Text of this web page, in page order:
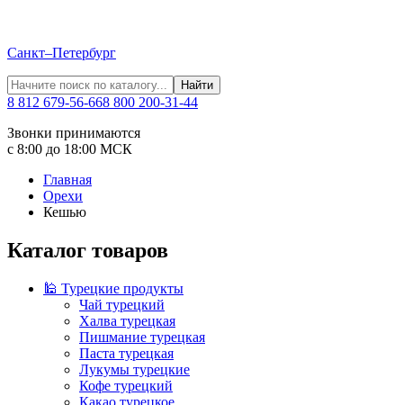
Санкт–Петербург
Найти
8 812 679-56-668 800 200-31-44
Звонки принимаются
с 8:00 до 18:00 МСК
Главная
Орехи
Кешью
Каталог товаров
🕌 Турецкие продукты
Чай турецкий
Халва турецкая
Пишмание турецкая
Паста турецкая
Лукумы турецкие
Кофе турецкий
Какао турецкое